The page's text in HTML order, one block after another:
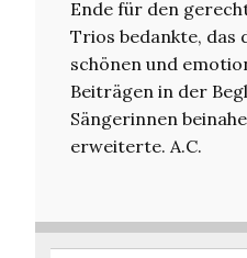
Ende für den
Trios bedankte, das
schönen und
Beiträgen in der
Sängerinnen
erweiterte. A.C.